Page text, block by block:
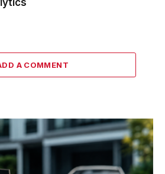
A COMMENT